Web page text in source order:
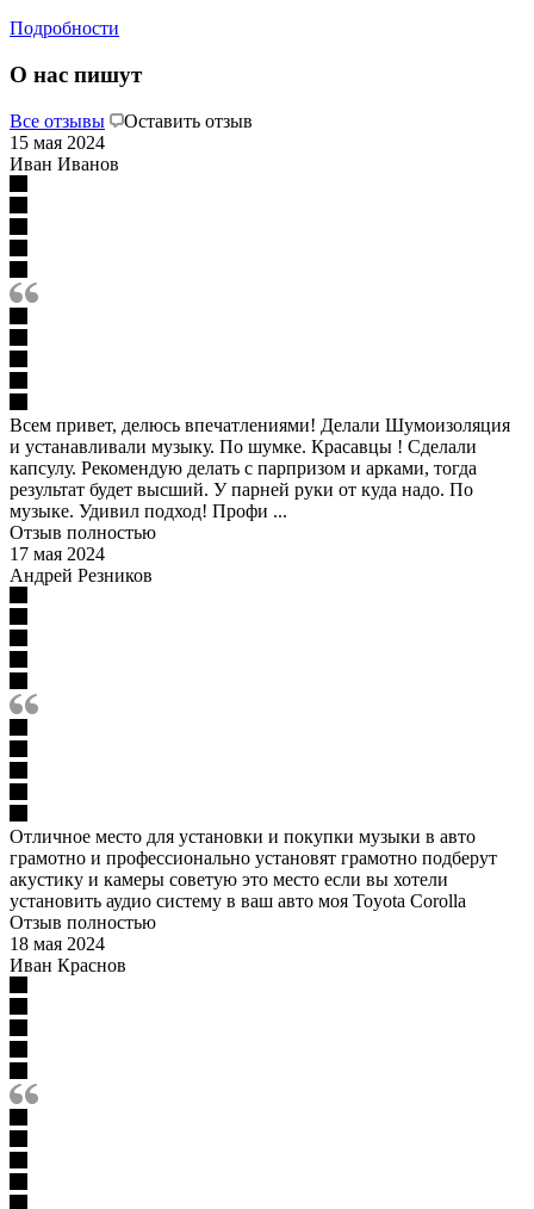
Подробности
О нас пишут
Все отзывы
Оставить отзыв
15 мая 2024
Иван Иванов
Всем привет, делюсь впечатлениями! Делали Шумоизоляция
и устанавливали музыку. По шумке. Красавцы ! Сделали
капсулу. Рекомендую делать с парпризом и арками, тогда
результат будет высший. У парней руки от куда надо. По
музыке. Удивил подход! Профи ...
Отзыв полностью
17 мая 2024
Андрей Резников
Отличное место для установки и покупки музыки в авто
грамотно и профессионально установят грамотно подберут
акустику и камеры советую это место если вы хотели
установить аудио систему в ваш авто моя Toyota Corolla
Отзыв полностью
18 мая 2024
Иван Краснов